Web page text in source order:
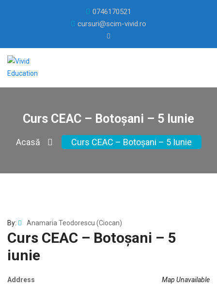
0746170521
cursuri@scim-vivid.ro
Curs CEAC – Botoșani – 5 Iunie
Acasă Curs CEAC – Botoșani – 5 Iunie
By: Anamaria Teodorescu (Ciocan)
Curs CEAC – Botoșani – 5
iunie
Map Unavailable
Address